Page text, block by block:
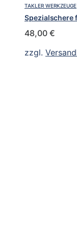
TAKLER WERKZEUGE
Spezialschere
48,00 €
zzgl.